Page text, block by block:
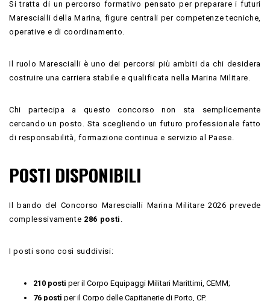
Si tratta di un percorso formativo pensato per preparare i futuri
Marescialli della Marina, figure centrali per competenze tecniche,
operative e di coordinamento.
Il ruolo Marescialli è uno dei percorsi più ambiti da chi desidera
costruire una carriera stabile e qualificata nella Marina Militare.
Chi partecipa a questo concorso non sta semplicemente
cercando un posto. Sta scegliendo un futuro professionale fatto
di responsabilità, formazione continua e servizio al Paese.
POSTI DISPONIBILI
Il bando del Concorso Marescialli Marina Militare 2026 prevede
complessivamente 286 posti
I posti sono così suddivisi:
210 posti per il Corpo Equipaggi Militari Marittimi, CEMM;
76 posti per il Corpo delle Capitanerie di Porto, CP.